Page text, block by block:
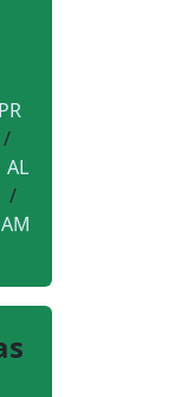
PR
/
AL
/
AM